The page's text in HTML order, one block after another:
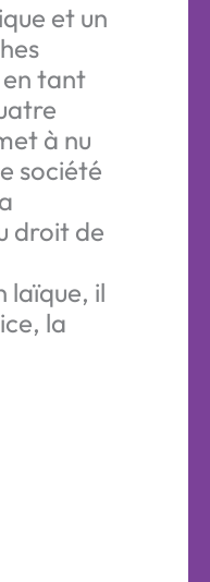
et un
en tant
à nu
société
droit de
laïque, il
la